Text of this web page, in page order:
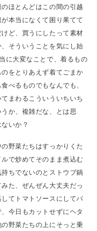
ほとんどはこの間の引越
本当になくて困り果てて
ど、買うにしたって素材
そういうことを気にし始
に大変なことで、着るもの
をとりあえず着てごまか
べるものでもなんでも、
まわるこういういちいち
か、複雑だな、とは思
いか？
野菜たちはすっかりくた
で炒めてそのまま煮込む
ちでないのとストウブ鍋
た、ぜんぜん大丈夫だっ
てトマトソースにしてパ
今日もカットせずにヘタ
野菜たちの上にそっと乗